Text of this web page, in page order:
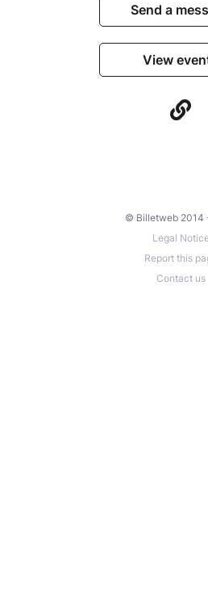
Send a
View
© Billetweb 2014
Legal
Report this
Contact us